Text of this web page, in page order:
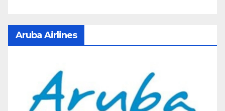
Aruba Airlines